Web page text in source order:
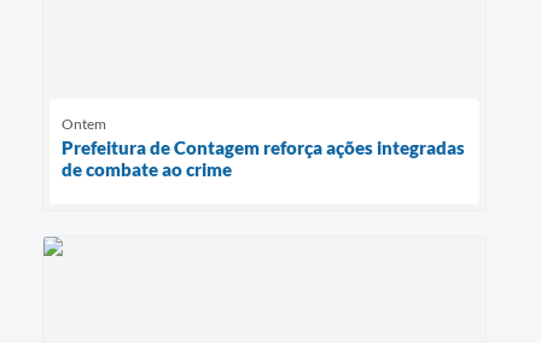
Ontem
Prefeitura de Contagem reforça ações integradas
de combate ao crime